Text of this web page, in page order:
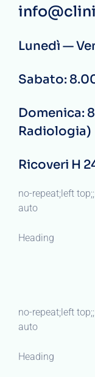
Lunedì —
Sabato:
Domenica:
Radiologia)
Ricoveri H
no-repeat;left top;;
auto
Heading
no-repeat;left top;;
auto
Heading